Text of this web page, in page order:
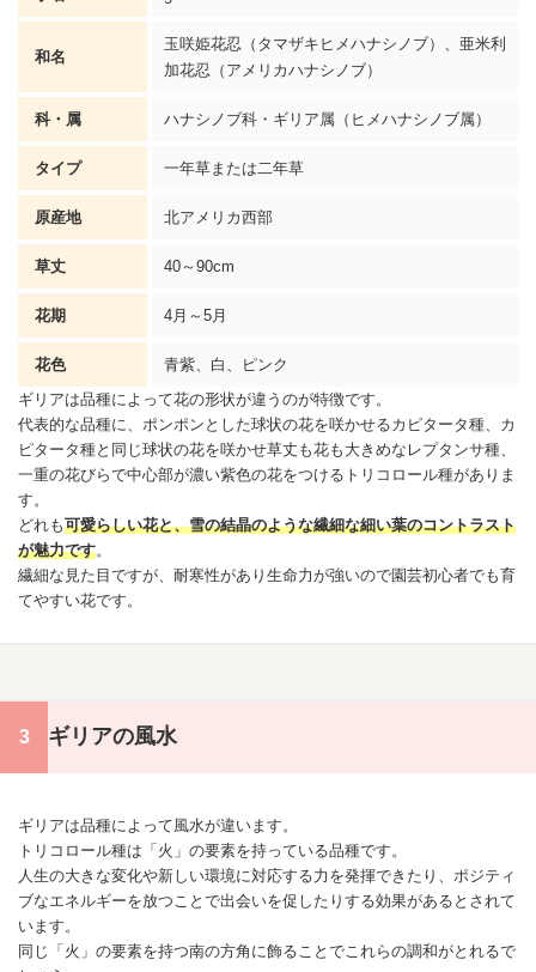
和名
玉咲姫花忍（タマザキヒメハナシノブ）、亜米利
加花忍（アメリカハナシノブ）
科・属 ハナシノブ科・ギリア属（ヒメハナシノブ属）
タイプ 一年草または二年草
原産地 北アメリカ西部
草丈 40～90cm
花期 4月～5月
花色
青紫、白、ピンク
ギリアは品種によって花の形状が違うのが特徴です。
代表的な品種に、ポンポンとした球状の花を咲かせるカピタータ種、カ
ピタータ種と同じ球状の花を咲かせ草丈も花も大きめなレプタンサ種、
一重の花びらで中心部が濃い紫色の花をつけるトリコロール種がありま
す。
どれも可愛らしい花と、雪の結晶のような繊細な細い葉のコントラスト
が魅力です。
繊細な見た目ですが、耐寒性があり生命力が強いので園芸初心者でも育
てやすい花です。
ギリアの風水
ギリアは品種によって風水が違います。
トリコロール種は「火」の要素を持っている品種です。
人生の大きな変化や新しい環境に対応する力を発揮できたり、ポジティ
ブなエネルギーを放つことで出会いを促したりする効果があるとされて
います。
同じ「火」の要素を持つ南の方角に飾ることでこれらの調和がとれるで